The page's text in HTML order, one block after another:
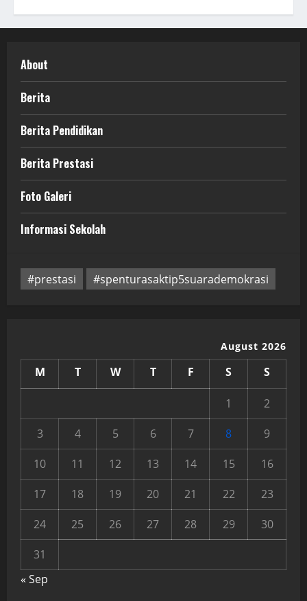
About
Berita
Berita Pendidikan
Berita Prestasi
Foto Galeri
Informasi Sekolah
#prestasi #spenturasaktip5suarademokrasi
August 2026
M T W T F S S
1
2
3
4 5 6 7 8
9
10
11 12 13 14 15
16
17
18 19 20 21 22
23
24
25 26 27 28 29
30
31
« Sep